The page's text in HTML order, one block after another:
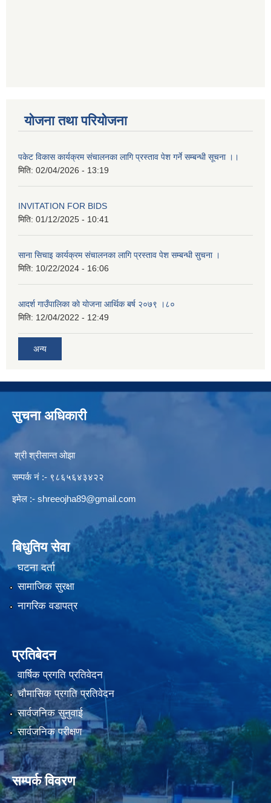
योजना तथा परियोजना
पकेट विकास कार्यक्रम संचालनका लागि प्रस्ताव पेश गर्ने सम्बन्धी सूचना ।।
मिति: 02/04/2026 - 13:19
INVITATION FOR BIDS
मिति: 01/12/2025 - 10:41
साना सिचाइ कार्यक्रम संचालनका लागि प्रस्ताव पेश सम्बन्धी सुचना ।
मिति: 10/22/2024 - 16:06
आदर्श गाउँपालिका काे याेजना आर्थिक बर्ष २०७९ ।८०
मिति: 12/04/2022 - 12:49
अन्य
सुचना अधिकारी
श्री श्रीसान्त ओझा
सम्पर्क नं :- ९८६५६४३४२२
इमेल :- shreeojha89@gmail.com
बिधुतिय सेवा
घटना दर्ता
सामाजिक सुरक्षा
नागरिक वडापत्र
प्रतिबेदन
वार्षिक प्रगति प्रतिवेदन
चौमासिक प्रगति प्रतिवेदन
सार्वजनिक सुनुवाई
सार्वजनिक परीक्षण
सम्पर्क विवरण